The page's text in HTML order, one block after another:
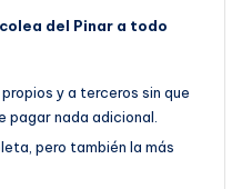
del Pinar a todo
y a terceros sin que
pagar nada adicional.
pero también la más